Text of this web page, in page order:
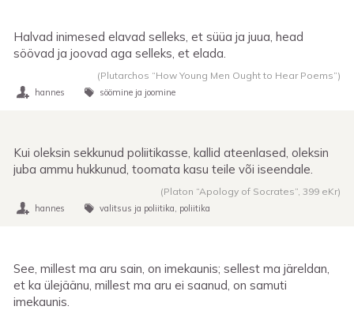
Halvad inimesed elavad selleks, et süüa ja juua, head
söövad ja joovad aga selleks, et elada.
(Plutarchos “How Young Men Ought to Hear Poems”)
hannes söömine ja joomine
Kui oleksin sekkunud poliitikasse, kallid ateenlased, oleksin
juba ammu hukkunud, toomata kasu teile või iseendale.
(Platon “Apology of Socrates”, 399 eKr)
hannes valitsus ja poliitika poliitika
See, millest ma aru sain, on imekaunis; sellest ma järeldan,
et ka ülejäänu, millest ma aru ei saanud, on samuti
imekaunis.